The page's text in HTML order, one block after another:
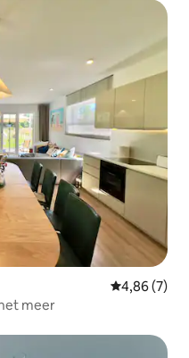
Gemiddelde
4,86 (7)
meer